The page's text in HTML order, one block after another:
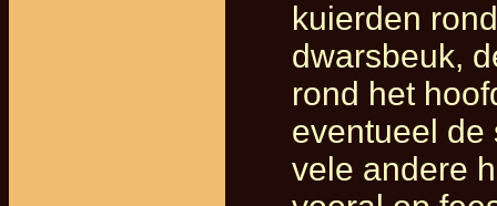
kuierden
dwarsbeuk,
rond het
eventueel de
vele andere